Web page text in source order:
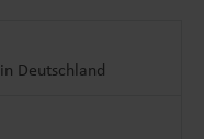
in Deutschland